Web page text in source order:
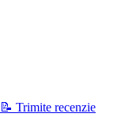
📝 Trimite recenzie